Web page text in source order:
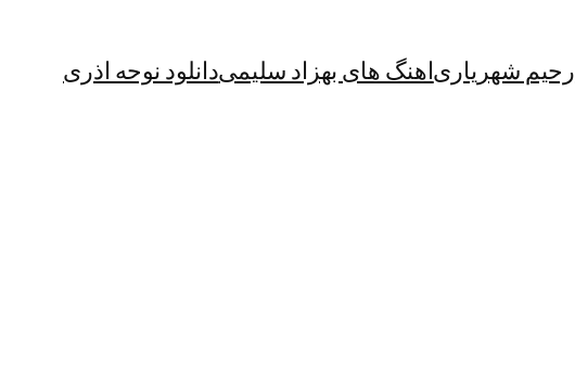
رحیم شهریاریاهنگ های بهزاد سلیمیدانلود نوحه اذری